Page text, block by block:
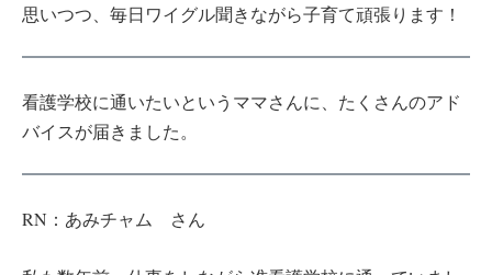
思いつつ、毎日ワイグル聞きながら子育て頑張ります！
看護学校に通いたいというママさんに、たくさんのアド
バイスが届きました。
RN：あみチャム さん